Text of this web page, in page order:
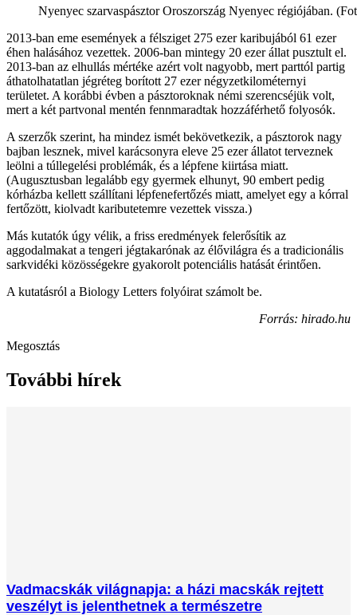
Nyenyec szarvaspásztor Oroszország Nyenyec régiójában.
2013-ban eme események a félsziget 275 ezer karibujából 61 ezer
éhen halásához vezettek. 2006-ban mintegy 20 ezer állat pusztult el.
2013-ban az elhullás mértéke azért volt nagyobb, mert parttól partig
áthatolhatatlan jégréteg borított 27 ezer négyzetkilométernyi
területet. A korábbi évben a pásztoroknak némi szerencséjük volt,
mert a két partvonal mentén fennmaradtak hozzáférhető folyosók.
A szerzők szerint, ha mindez ismét bekövetkezik, a pásztorok nagy
bajban lesznek, mivel karácsonyra eleve 25 ezer állatot terveznek
leölni a túllegelési problémák, és a lépfene kiirtása miatt.
(Augusztusban legalább egy gyermek elhunyt, 90 embert pedig
kórházba kellett szállítani lépfenefertőzés miatt, amelyet egy a kórral
fertőzött, kiolvadt kaributetemre vezettek vissza.)
Más kutatók úgy vélik, a friss eredmények felerősítik az
aggodalmakat a tengeri jégtakarónak az élővilágra és a tradicionális
sarkvidéki közösségekre gyakorolt potenciális hatását érintően.
A kutatásról a Biology Letters folyóirat számolt be.
Forrás: hirado.hu
Megosztás
További hírek
Vadmacskák világnapja: a házi macskák rejtett
veszélyt is jelenthetnek a természetre